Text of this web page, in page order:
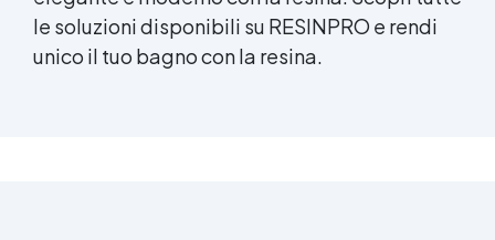
le soluzioni disponibili su RESINPRO e rendi
unico il tuo bagno con la resina.